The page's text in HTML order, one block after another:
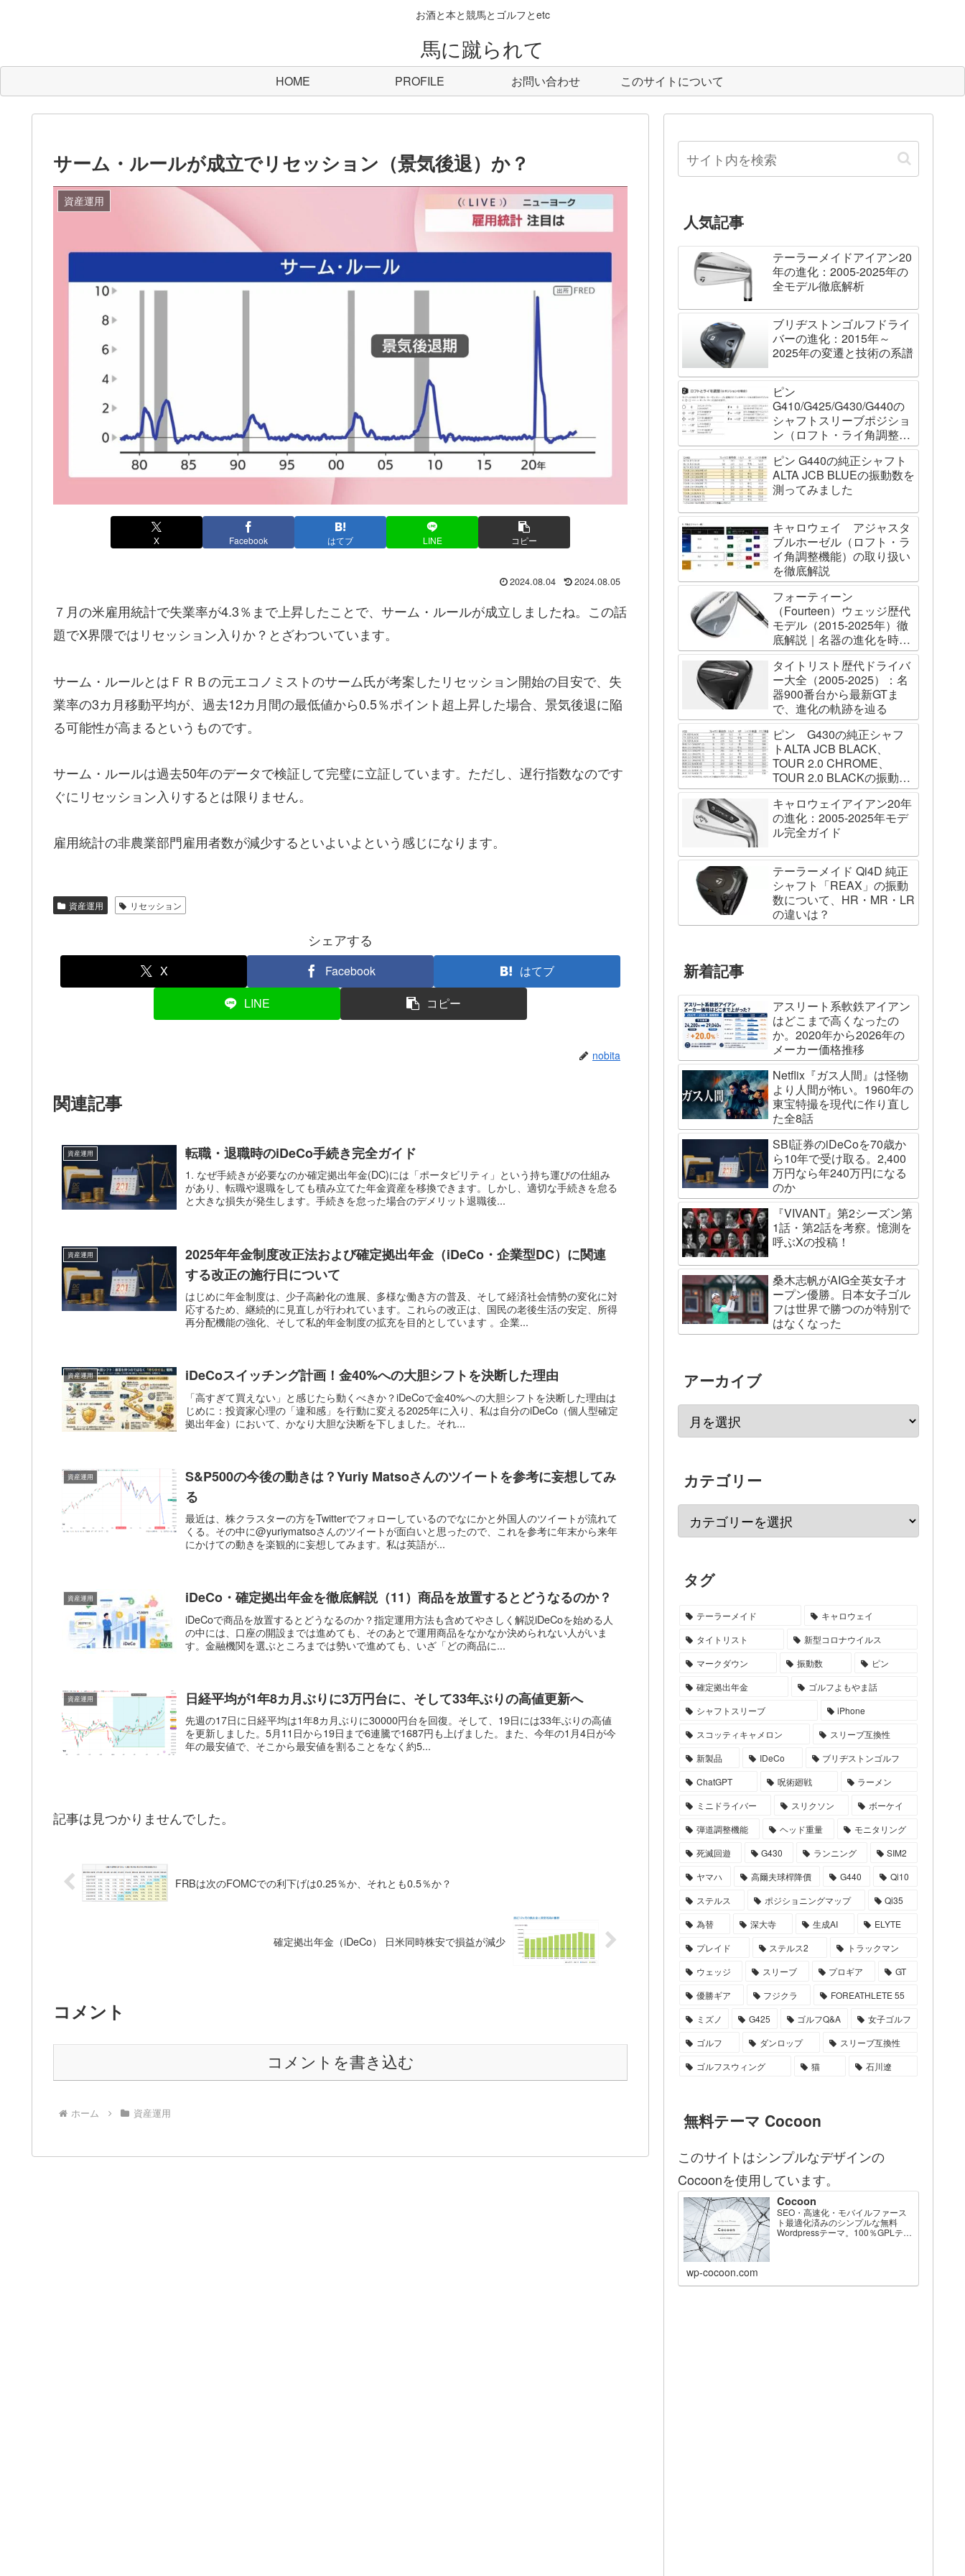
お酒と本と競馬とゴルフとetc
馬に蹴られて
HOME PROFILE お問い合わせ このサイトについて
サーム・ルールが成立でリセッション（景気後退）か？
資産運用
X Facebook はてブ LINE コピー
2024.08.04 2024.08.05
７月の米雇用統計で失業率が4.3％まで上昇したことで、サーム・ルールが成立しましたね。この話
題でX界隈ではリセッション入りか？とざわついています。
サーム・ルールとはＦＲＢの元エコノミストのサーム氏が考案したリセッション開始の目安で、失
業率の3カ月移動平均が、過去12カ月間の最低値から0.5％ポイント超上昇した場合、景気後退に陥
る可能性が高まるというものです。
サーム・ルールは過去50年のデータで検証して完璧に立証しています。ただし、遅行指数なのです
ぐにリセッション入りするとは限りません。
雇用統計の非農業部門雇用者数が減少するといよいよという感じになります。
資産運用 リセッション
シェアする
X Facebook
はてブ
LINE
コピー
nobita
関連記事
資産運用 転職・退職時のiDeCo手続き完全ガイド
1. なぜ手続きが必要なのか確定拠出年金(DC)には「ポータビリティ」という持ち運びの仕組み
があり、転職や退職をしても積み立てた年金資産を移換できます。しかし、適切な手続きを怠る
と大きな損失が発生します。手続きを怠った場合のデメリット退職後...
資産運用
2025年年金制度改正法および確定拠出年金（iDeCo・企業型DC）に関連
する改正の施行日について
はじめに年金制度は、少子高齢化の進展、多様な働き方の普及、そして経済社会情勢の変化に対
応するため、継続的に見直しが行われています。これらの改正は、国民の老後生活の安定、所得
再分配機能の強化、そして私的年金制度の拡充を目的としています 。企業...
資産運用 iDeCoスイッチング計画！金40%への大胆シフトを決断した理由
「高すぎて買えない」と感じたら動くべきか？iDeCoで金40%への大胆シフトを決断した理由は
じめに：投資家心理の「違和感」を行動に変える2025年に入り、私は自分のiDeCo（個人型確定
拠出年金）において、かなり大胆な決断を下しました。それ...
資産運用
S&P500の今後の動きは？Yuriy Matsoさんのツイートを参考に妄想してみ
る
最近は、株クラスターの方をTwitterでフォローしているのでなにかと外国人のツイートが流れて
くる。その中に@yuriymatsoさんのツイートが面白いと思ったので、これを参考に年末から来年
にかけての動きを楽観的に妄想してみます。私は英語が...
資産運用 iDeCo・確定拠出年金を徹底解説（11）商品を放置するとどうなるのか？
iDeCoで商品を放置するとどうなるのか？指定運用方法も含めてやさしく解説iDeCoを始める人
の中には、口座の開設までは進めても、そのあとで運用商品をなかなか決められない人がいま
す。金融機関を選ぶところまでは勢いで進めても、いざ「どの商品に...
資産運用 日経平均が1年8カ月ぶりに3万円台に、そして33年ぶりの高値更新へ
先週の17日に日経平均は1年8カ月ぶりに30000円台を回復。そして、19日には33年ぶりの高値
を更新しました。5月11日から19日まで6連騰で1687円も上げました。また、今年の1月4日が今
年の最安値で、そこから最安値を割ることをなく約5...
記事は見つかりませんでした。
FRBは次のFOMCでの利下げは0.25％か、それとも0.5％か？
確定拠出年金（iDeCo） 日米同時株安で損益が減少
コメント
コメントを書き込む
ホーム 資産運用
人気記事
テーラーメイドアイアン20
年の進化：2005-2025年の
全モデル徹底解析
ブリヂストンゴルフドライ
バーの進化：2015年～
2025年の変遷と技術の系譜
ピン
G410/G425/G430/G440の
シャフトスリーブポジショ
ン（ロフト・ライ角調整機
能）について
ピン G440の純正シャフト
ALTA JCB BLUEの振動数を
測ってみました
キャロウェイ アジャスタ
ブルホーゼル（ロフト・ラ
イ角調整機能）の取り扱い
を徹底解説
フォーティーン
（Fourteen）ウェッジ歴代
モデル（2015-2025年）徹
底解説｜名器の進化を時系
列で辿る
タイトリスト歴代ドライバ
ー大全（2005-2025）：名
器900番台から最新GTま
で、進化の軌跡を辿る
ピン G430の純正シャフ
トALTA JCB BLACK、
TOUR 2.0 CHROME、
TOUR 2.0 BLACKの振動数
を測ってみました
キャロウェイアイアン20年
の進化：2005-2025年モデ
ル完全ガイド
テーラーメイド Qi4D 純正
シャフト「REAX」の振動
数について、HR・MR・LR
の違いは？
新着記事
アスリート系軟鉄アイアン
はどこまで高くなったの
か。2020年から2026年の
メーカー価格推移
Netflix『ガス人間』は怪物
より人間が怖い。1960年の
東宝特撮を現代に作り直し
た全8話
SBI証券のiDeCoを70歳か
ら10年で受け取る。2,400
万円なら年240万円になる
のか
『VIVANT』第2シーズン第
1話・第2話を考察。憶測を
呼ぶXの投稿！
桑木志帆がAIG全英女子オ
ープン優勝。日本女子ゴル
フは世界で勝つのが特別で
はなくなった
アーカイブ
カテゴリー
タグ
テーラーメイド
キャロウェイ
タイトリスト
新型コロナウイルス
マークダウン
振動数
ピン
確定拠出年金
ゴルフよもやま話
シャフトスリーブ
iPhone
スコッティキャメロン
スリーブ互換性
新製品
IDeCo
ブリヂストンゴルフ
ChatGPT
呪術廻戦
ラーメン
ミニドライバー
スリクソン
ボーケイ
弾道調整機能
ヘッド重量
モニタリング
死滅回遊
G430 ランニング
SIM2
ヤマハ
高爾夫球桿降價 G440
Qi10
ステルス
ポジショニングマップ
Qi35
為替
深大寺 生成AI
ELYTE
プレイド
ステルス2
トラックマン
ウェッジ
スリーブ プロギア
GT
優勝ギア
フジクラ
FOREATHLETE 55
ミズノ
G425 ゴルフQ&A
女子ゴルフ
ゴルフ
ダンロップ
スリーブ互換性
ゴルフスウィング
猫 石川遼
無料テーマ Cocoon
このサイトはシンプルなデザインの
Cocoonを使用しています。
Cocoon
SEO・高速化・モバイルファース
ト最適化済みのシンプルな無料
Wordpressテーマ。100％GPLテー
wp-cocoon.com